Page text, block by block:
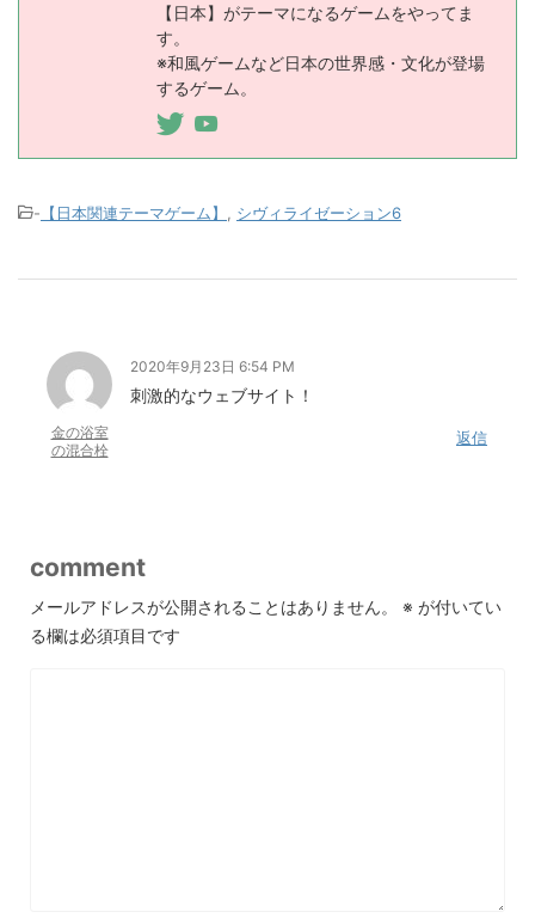
【日本】がテーマになるゲームをやってま
す。
※和風ゲームなど日本の世界感・文化が登場
するゲーム。
- 【日本関連テーマゲーム】 シヴィライゼーション6
金の浴室
の混合栓
2020年9月23日 6:54 PM
刺激的なウェブサイト！
返信
comment
メールアドレスが公開されることはありません。 ※ が付いてい
る欄は必須項目です